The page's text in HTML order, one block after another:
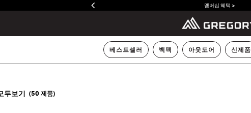
멤버십 혜택 >
베스트셀러 백팩 아웃도어 신제품
두보기 (50제품)